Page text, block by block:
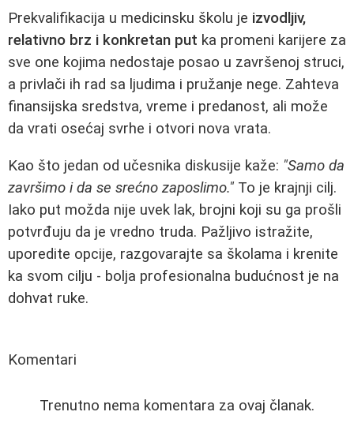
Prekvalifikacija u medicinsku školu je izvodljiv,
relativno brz i konkretan put ka promeni karijere za
sve one kojima nedostaje posao u završenoj struci,
a privlači ih rad sa ljudima i pružanje nege. Zahteva
finansijska sredstva, vreme i predanost, ali može
da vrati osećaj svrhe i otvori nova vrata.
Kao što jedan od učesnika diskusije kaže: "Samo da
završimo i da se srećno zaposlimo." To je krajnji cilj.
Iako put možda nije uvek lak, brojni koji su ga prošli
potvrđuju da je vredno truda. Pažljivo istražite,
uporedite opcije, razgovarajte sa školama i krenite
ka svom cilju - bolja profesionalna budućnost je na
dohvat ruke.
Komentari
Trenutno nema komentara za ovaj članak.